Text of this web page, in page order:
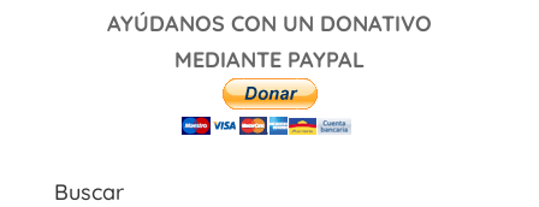
AYÚDANOS CON UN DONATIVO
MEDIANTE PAYPAL
Buscar